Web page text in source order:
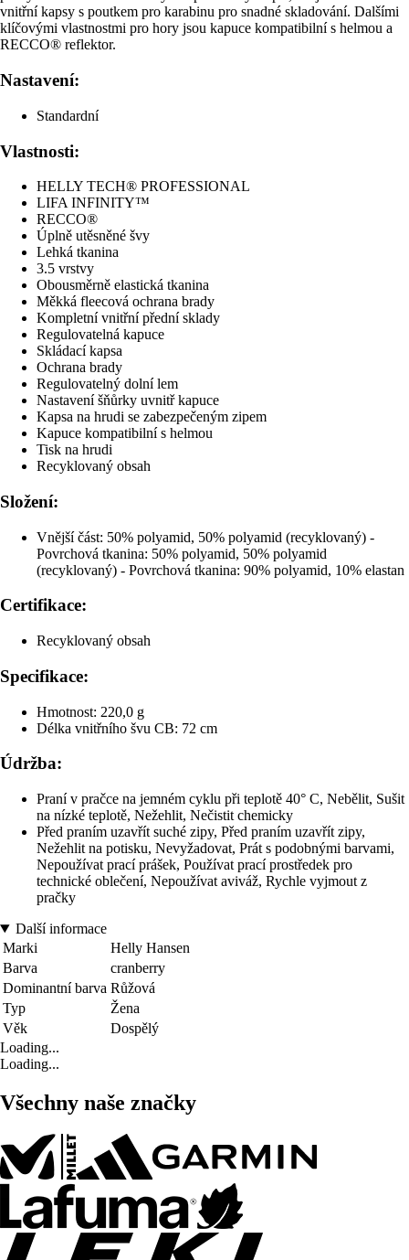
vnitřní kapsy s poutkem pro karabinu pro snadné skladování. Dalšími
klíčovými vlastnostmi pro hory jsou kapuce kompatibilní s helmou a
RECCO® reflektor.
Nastavení:
Standardní
Vlastnosti:
HELLY TECH® PROFESSIONAL
LIFA INFINITY™
RECCO®
Úplně utěsněné švy
Lehká tkanina
3.5 vrstvy
Obousměrně elastická tkanina
Měkká fleecová ochrana brady
Kompletní vnitřní přední sklady
Regulovatelná kapuce
Skládací kapsa
Ochrana brady
Regulovatelný dolní lem
Nastavení šňůrky uvnitř kapuce
Kapsa na hrudi se zabezpečeným zipem
Kapuce kompatibilní s helmou
Tisk na hrudi
Recyklovaný obsah
Složení:
Vnější část: 50% polyamid, 50% polyamid (recyklovaný) -
Povrchová tkanina: 50% polyamid, 50% polyamid
(recyklovaný) - Povrchová tkanina: 90% polyamid, 10% elastan
Certifikace:
Recyklovaný obsah
Specifikace:
Hmotnost: 220,0 g
Délka vnitřního švu CB: 72 cm
Údržba:
Praní v pračce na jemném cyklu při teplotě 40° C, Nebělit, Sušit
na nízké teplotě, Nežehlit, Nečistit chemicky
Před praním uzavřít suché zipy, Před praním uzavřít zipy,
Nežehlit na potisku, Nevyžadovat, Prát s podobnými barvami,
Nepoužívat prací prášek, Používat prací prostředek pro
technické oblečení, Nepoužívat aviváž, Rychle vyjmout z
pračky
Další informace
Marki
Helly Hansen
Barva
cranberry
Dominantní barva Růžová
Typ
Žena
Věk
Dospělý
Loading...
Loading...
Všechny naše značky